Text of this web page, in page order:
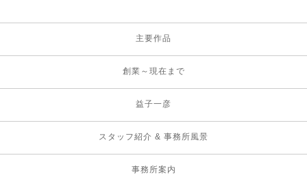
主要作品
創業～現在まで
益子一彦
スタッフ紹介 & 事務所風景
事務所案内